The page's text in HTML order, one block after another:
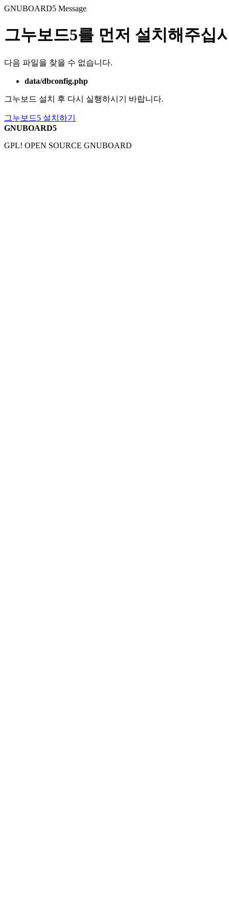
GNUBOARD5 Message
그누보드5를 먼저 설치해주십
다음 파일을 찾을 수 없습니다.
data/dbconfig.php
그누보드 설치 후 다시 실행하시기 바랍니다.
그누보드5 설치하기
GNUBOARD5
GPL! OPEN SOURCE GNUBOARD